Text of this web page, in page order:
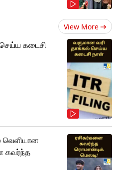
View More
கடைசி
வெளியான
கவர்ந்த